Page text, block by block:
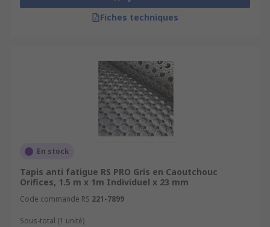
Fiches techniques
En stock
Tapis anti fatigue RS PRO Gris en Caoutchouc
Orifices, 1.5 m x 1m Individuel x 23 mm
Code commande RS 221-7899
Sous-total (1 unité)